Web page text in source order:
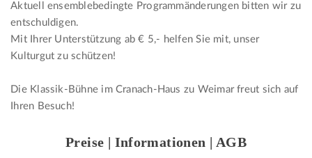
Aktuell ensemblebedingte Programmänderungen bitten wir zu
entschuldigen.
Mit Ihrer Unterstützung ab € 5,- helfen Sie mit, unser
Kulturgut zu schützen!
Die Klassik-Bühne im Cranach-Haus zu Weimar freut sich auf
Ihren Besuch!
Preise | Informationen | AGB